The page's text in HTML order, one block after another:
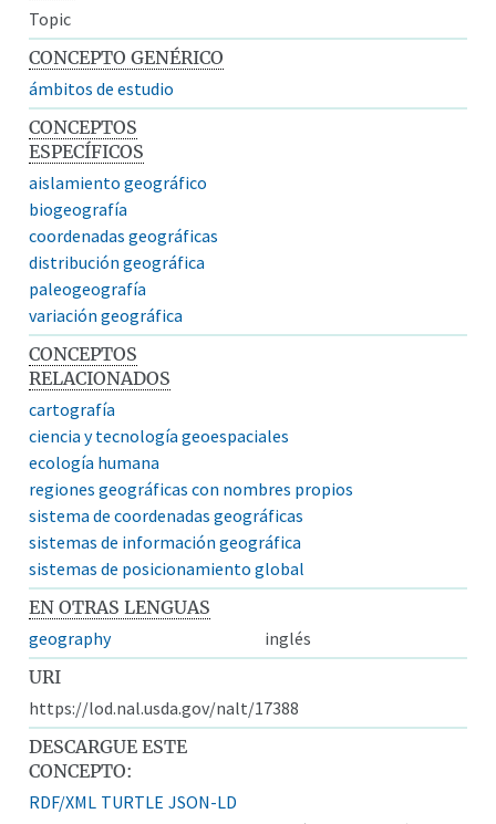
Topic
CONCEPTO GENÉRICO
ámbitos de estudio
CONCEPTOS
ESPECÍFICOS
aislamiento geográfico
biogeografía
coordenadas geográficas
distribución geográfica
paleogeografía
variación geográfica
CONCEPTOS
RELACIONADOS
cartografía
ciencia y tecnología geoespaciales
ecología humana
regiones geográficas con nombres propios
sistema de coordenadas geográficas
sistemas de información geográfica
sistemas de posicionamiento global
EN OTRAS LENGUAS
geography
inglés
URI
https://lod.nal.usda.gov/nalt/17388
DESCARGUE ESTE
CONCEPTO:
RDF/XML TURTLE JSON-LD